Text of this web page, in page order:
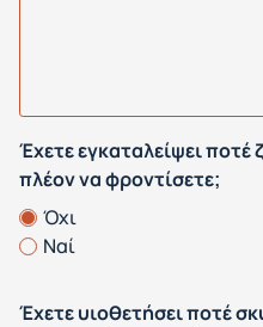
Έχετε εγκαταλείψει
πλέον να φροντίσετε;
Όχι
Ναί
Έχετε υιοθετήσει ποτέ